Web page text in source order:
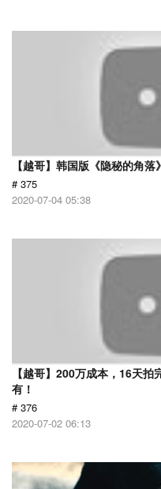
【越哥】韩国版《隐秘的角
# 375
2020-07-04 05:38
【越哥】200万成本，16天
有！
# 376
2020-07-02 06:13